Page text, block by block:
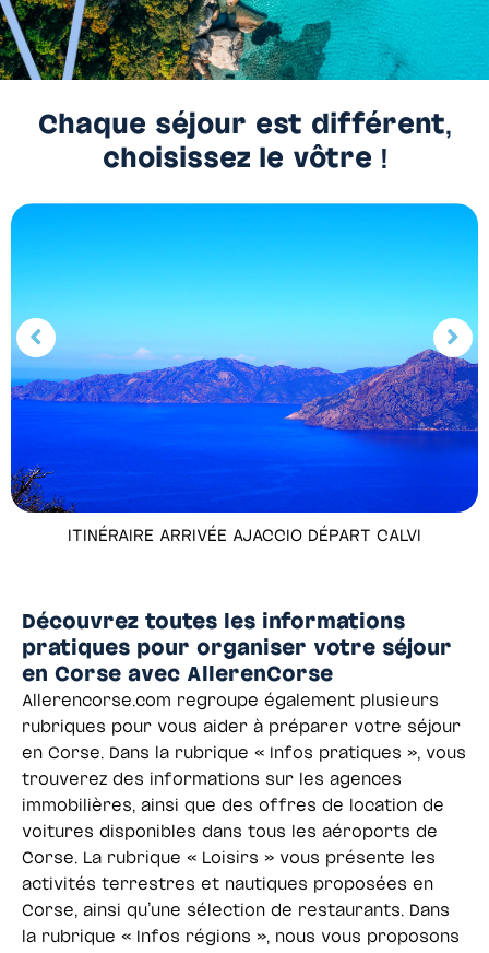
Chaque séjour est différent,
choisissez le vôtre !
ITINÉRAIRE ARRIVÉE AJACCIO DÉPART CALVI
Découvrez toutes les informations
pratiques pour organiser votre séjour
en Corse avec AllerenCorse
Allerencorse.com regroupe également plusieurs
rubriques pour vous aider à préparer votre séjour
en Corse. Dans la rubrique « Infos pratiques », vous
trouverez des informations sur les agences
immobilières, ainsi que des offres de location de
voitures disponibles dans tous les aéroports de
Corse. La rubrique « Loisirs » vous présente les
activités terrestres et nautiques proposées en
Corse, ainsi qu’une sélection de restaurants. Dans
la rubrique « Infos régions », nous vous proposons